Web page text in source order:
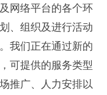
网络平台的各个环
、组织及进行活动
我们正在通过新的
可提供的服务类型
推广、人力安排以